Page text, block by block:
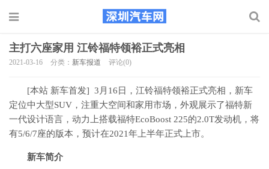
主打六座家用 江铃福特领裕正式亮相
2021-03-16 分类： 新车报道 评论(0)
[本站 新车首发] 3月16日，江铃福特领裕正式亮相，新车
定位中大型SUV，注重大空间和家用市场，外观展示了福特新
一代设计语言，动力上搭载福特EcoBoost 225的2.0T发动机，将
有5/6/7座的版本，预计在2021年上半年正式上市。
新车简介